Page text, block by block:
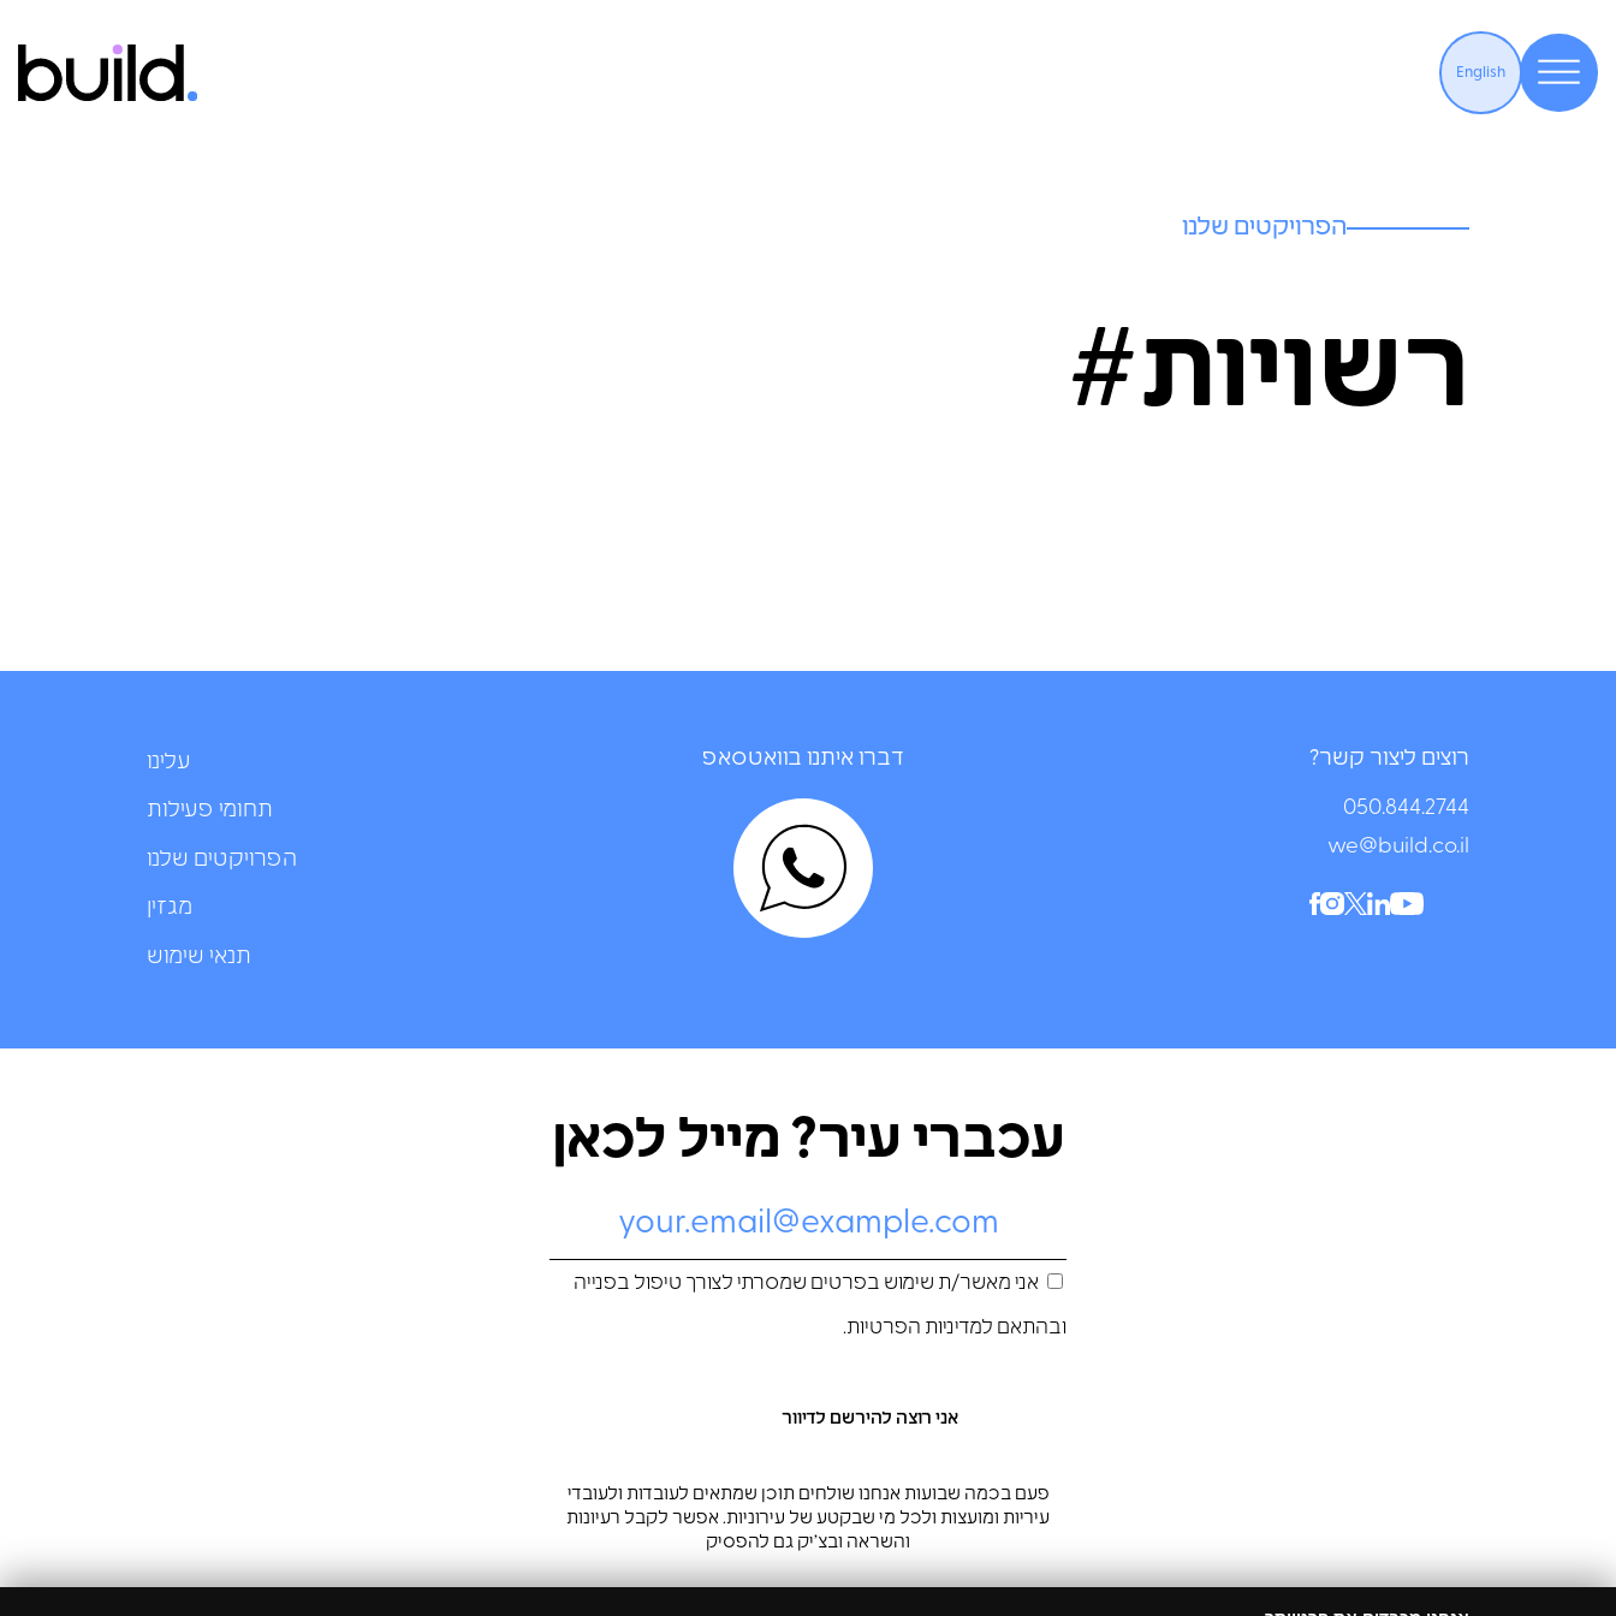
English
הפרויקטים שלנו
רשויות#
עלינו
תחומי פעילות
הפרויקטים שלנו
מגזין
תנאי שימוש
דברו איתנו בוואטסאפ רוצים ליצור קשר?
050.844.2744⁩
we@build.co.il
עכברי עיר? מייל לכאן
אני מאשר/ת שימוש בפרטים שמסרתי לצורך טיפול בפנייה
ובהתאם למדיניות הפרטיות.
פעם בכמה שבועות אנחנו שולחים תוכן שמתאים לעובדות ולעובדי
עיריות ומועצות ולכל מי שבקטע של עירוניות. אפשר לקבל רעיונות
והשראה ובצ’יק גם להפסיק